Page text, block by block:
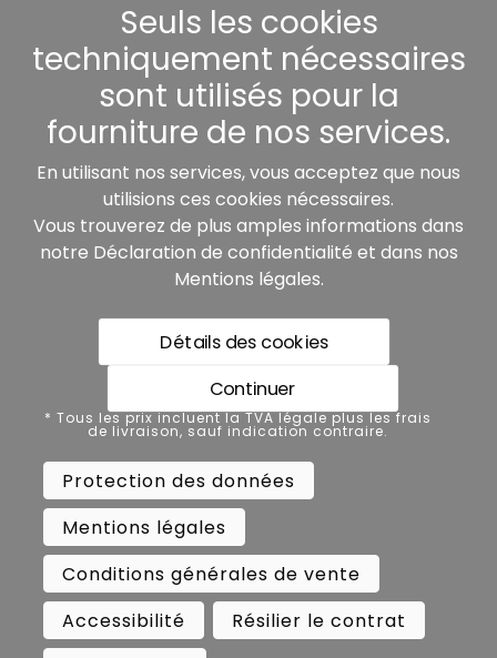
Nos partenaires:
* Tous les prix incluent la TVA légale plus les frais de
livraison, sauf indication contraire.
Protection des données
Mentions légales
Conditions générales de vente
Accessibilité
Résilier le contrat
Rétractation
Copyright ©Busch.
Seuls les cookies
techniquement nécessaires
sont utilisés pour la
fourniture de nos services.
En utilisant nos services, vous acceptez que nous
utilisions ces cookies nécessaires.
Vous trouverez de plus amples informations dans
notre Déclaration de confidentialité et dans nos
Mentions légales.
Détails des cookies
Continuer
* Tous les prix incluent la TVA légale plus les frais
de livraison, sauf indication contraire.
Protection des données
Mentions légales
Conditions générales de vente
Accessibilité
Résilier le contrat